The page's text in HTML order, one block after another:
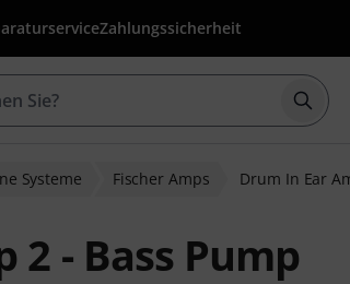
Zahlungssicherheit
Systeme Fischer Amps Drum In Ear
2 - Bass Pump